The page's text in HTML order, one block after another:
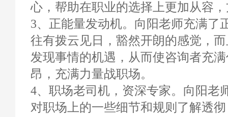
心，帮助在职业的选择上更加从容
3、正能量发动机。向阳老师充满了
往有拨云见日，豁然开朗的感觉，
发现事情的机遇，从而使咨询者充
昂，充满力量战职场。
4、职场老司机，资深专家。向阳老
对职场上的一些细节和规则了解透